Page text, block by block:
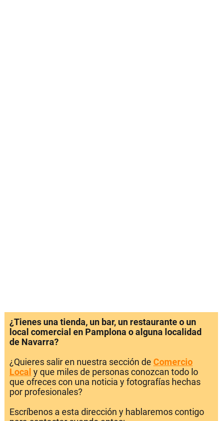
¿Tienes una tienda, un bar, un restaurante o un
local comercial en Pamplona o alguna localidad
de Navarra?
¿Quieres salir en nuestra sección de Comercio
Local y que miles de personas conozcan todo lo
que ofreces con una noticia y fotografías hechas
por profesionales?
Escríbenos a esta dirección y hablaremos contigo